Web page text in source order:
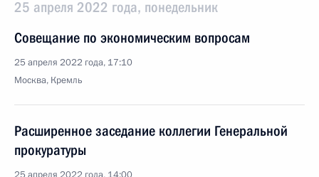
25 апреля 2022 года, понедельник
Совещание по экономическим вопросам
25 апреля 2022 года, 17:10
Москва, Кремль
Расширенное заседание коллегии Генеральной
прокуратуры